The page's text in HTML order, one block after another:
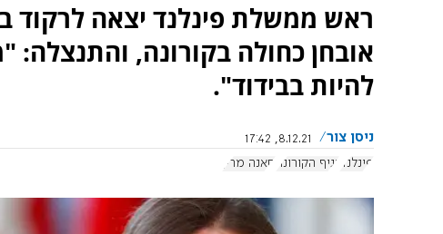
ראש ממשלת פינלנד יצאה לרקוד
אובחן כחולה בקורונה,
להיות בבידוד".
ניסן צור
8.12.21, 17:42
פינלנד נגיף הקורונה סאנה מרין